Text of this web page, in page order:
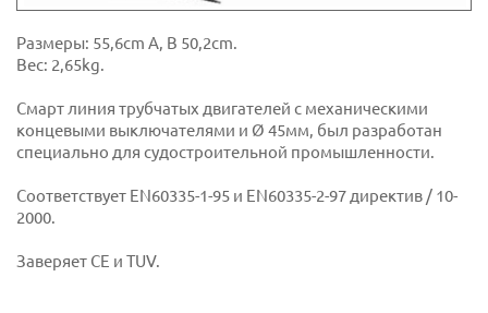
Размеры: 55,6cm A, B 50,2cm.
Вес: 2,65kg.
Смарт линия трубчатых двигателей с механическими
концевыми выключателями и Ø 45мм, был разработан
специально для судостроительной промышленности.
Соответствует EN60335-1-95 и EN60335-2-97 директив / 10-
2000.
Заверяет CE и TUV.